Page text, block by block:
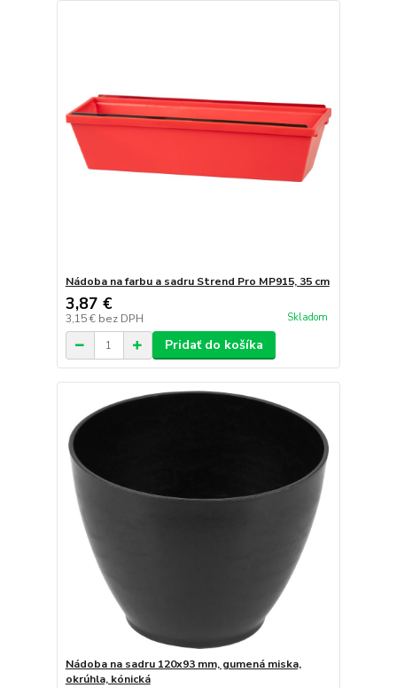
Nádoba na farbu a sadru Strend Pro MP915, 35 cm
3,87 €
3,15 € bez DPH Skladom
Pridať do košíka
Nádoba na sadru 120x93 mm, gumená miska,
okrúhla, kónická